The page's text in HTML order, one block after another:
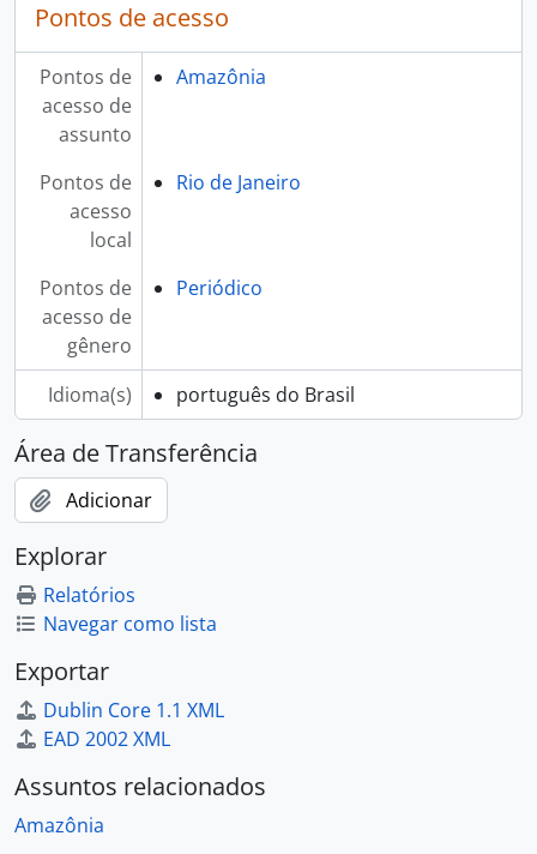
Pontos de acesso
Pontos de
acesso de
assunto
Amazônia
Pontos de
acesso
local
Rio de Janeiro
Pontos de
acesso de
gênero
Periódico
Idioma(s) português do Brasil
Área de Transferência
Adicionar
Explorar
Relatórios
Navegar como lista
Exportar
Dublin Core 1.1 XML
EAD 2002 XML
Assuntos relacionados
Amazônia